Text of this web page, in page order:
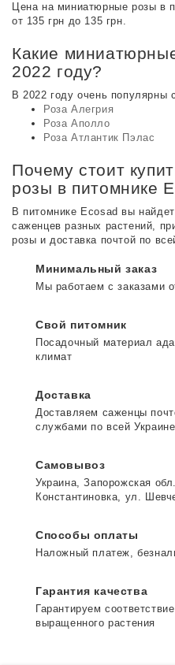
Цена на миниатюрные розы в
от 135 грн до 135 грн.
Какие
2022 году?
В 2022 году очень
Роза Алегрия
Роза Аполло
Роза Атлантик Пэлас
Почему стоит
розы в питомнике
В питомнике Ecosad вы
саженцев разных растений,
розы и доставка почтой по
Минимальный заказ
Мы работаем с заказами
Свой питомник
Посадочный материал
климат
Доставка
Доставляем саженцы
службами по всей Украине
Самовывоз
Украина, Запорожская
Константиновка, ул.
Способы оплаты
Наложный платеж,
Гарантия качества
Гарантируем
выращенного растения